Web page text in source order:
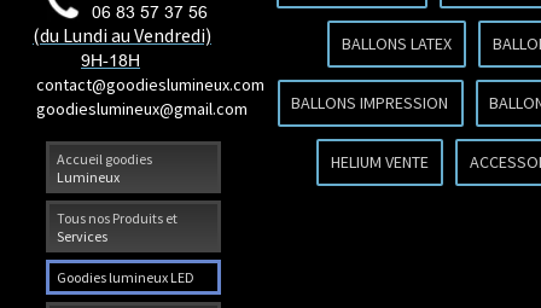
Accueil goodies
Lumineux
Tous nos Produits et
Services
Goodies lumineux LED
06 83 57 37 56
(du Lundi au Vendredi)
9H-18H
contact@goodieslumineux.com
goodieslumineux@gmail.com
BALLONS LATEX
BALLONS IMPRESSION
HELIUM VENTE